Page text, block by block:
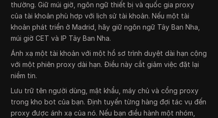
thường. Giữ múi giờ, ngôn ngữ thiết bị và quốc gia proxy
của tài khoản phù hợp với lịch sử tài khoản. Nếu một tài
khoản phát triển ở Madrid, hãy giữ ngôn ngữ Tây Ban Nha,
múi giờ CET và IP Tây Ban Nha.
Ánh xạ một tài khoản với một hồ sơ trình duyệt dài hạn cộng
với một phiên proxy dài hạn. Điều này cắt giảm việc đặt lại
niềm tin.
Lưu trữ tên người dùng, mật khẩu, máy chủ và cổng proxy
trong kho bot của bạn. Định tuyến từng hàng đợi tác vụ đến
proxy được ánh xạ của nó. Nếu bạn điều hành một nhóm,